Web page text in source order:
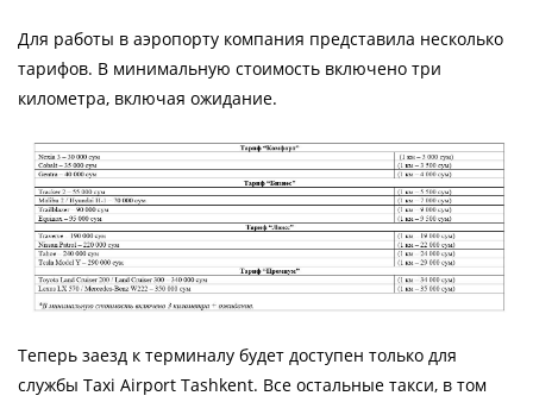
Для работы в аэропорту компания представила несколько
тарифов. В минимальную стоимость включено три
километра, включая ожидание.
Теперь заезд к терминалу будет доступен только для
службы Taxi Airport Tashkent. Все остальные такси, в том